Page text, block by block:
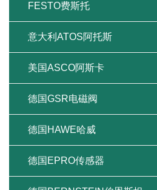
FESTO费斯托
意大利ATOS阿托斯
美国ASCO阿斯卡
德国GSR电磁阀
德国HAWE哈威
德国EPRO传感器